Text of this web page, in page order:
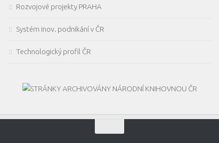
Rozvojové projekty PRAHA
Systém inov. podnikání v ČR
Technologický profil ČR